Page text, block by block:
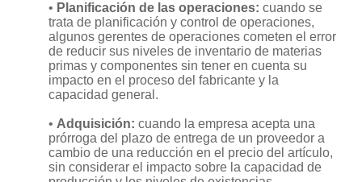
• Planificación de las operaciones: cuando se
trata de planificación y control de operaciones,
algunos gerentes de operaciones cometen el error
de reducir sus niveles de inventario de materias
primas y componentes sin tener en cuenta su
impacto en el proceso del fabricante y la
capacidad general.
•Adquisición:cuando la empresa acepta una
prórroga del plazo de entrega de un proveedor a
cambio de una reducción en el precio del artículo,
sin considerar el impacto sobre la capacidad de